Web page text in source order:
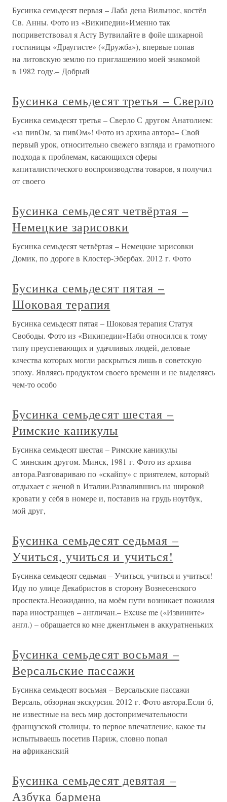
Бусинка семьдесят первая – Лаба дена Вильнюс, костёл
Св. Анны. Фото из «Википедии»Именно так
поприветствовал я Асту Вутвилайте в фойе шикарной
гостиницы «Драугисте» («Дружба»), впервые попав
на литовскую землю по приглашению моей знакомой
в 1982 году.– Добрый
Бусинка семьдесят третья – Сверло
Бусинка семьдесят третья – Сверло С другом Анатолием:
«за пивОм, за пивОм»! Фото из архива автора– Свой
первый урок, относительно свежего взгляда и грамотного
подхода к проблемам, касающихся сферы
капиталистического воспроизводства товаров, я получил
от своего
Бусинка семьдесят четвёртая –
Немецкие зарисовки
Бусинка семьдесят четвёртая – Немецкие зарисовки
Домик, по дороге в Клостер-Эбербах. 2012 г. Фото
Бусинка семьдесят пятая –
Шоковая терапия
Бусинка семьдесят пятая – Шоковая терапия Статуя
Свободы. Фото из «Википедии»Наби относился к тому
типу преуспевающих и удачливых людей, деловые
качества которых могли раскрыться лишь в советскую
эпоху. Являясь продуктом своего времени и не выделяясь
чем-то особо
Бусинка семьдесят шестая –
Римские каникулы
Бусинка семьдесят шестая – Римские каникулы
С минским другом. Минск, 1981 г. Фото из архива
автора.Разговариваю по «скайпу» с приятелем, который
отдыхает с женой в Италии.Развалившись на широкой
кровати у себя в номере и, поставив на грудь ноутбук,
мой друг,
Бусинка семьдесят седьмая –
Учиться, учиться и учиться!
Бусинка семьдесят седьмая – Учиться, учиться и учиться!
Иду по улице Декабристов в сторону Вознесенского
проспекта.Неожиданно, на моём пути возникает пожилая
пара иностранцев – англичан.– Excuse me («Извините»
англ.) – обращается ко мне джентльмен в аккуратненьких
Бусинка семьдесят восьмая –
Версальские пассажи
Бусинка семьдесят восьмая – Версальские пассажи
Версаль, обзорная экскурсия. 2012 г. Фото автора.Если б,
не известные на весь мир достопримечательности
французской столицы, то первое впечатление, какое ты
испытываешь посетив Париж, словно попал
на африканский
Бусинка семьдесят девятая –
Азбука бармена